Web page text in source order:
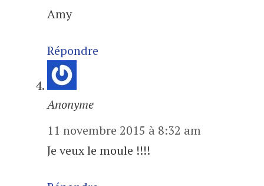
Amy
Répondre
Anonyme
11 novembre 2015 à 8:32 am
Je veux le moule !!!!